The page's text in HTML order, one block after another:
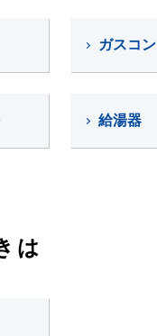
ガスコ
給湯器
は